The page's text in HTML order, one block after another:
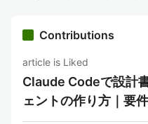
Contributions
article is Liked
Claude Codeで設計
ェントの作り方｜要